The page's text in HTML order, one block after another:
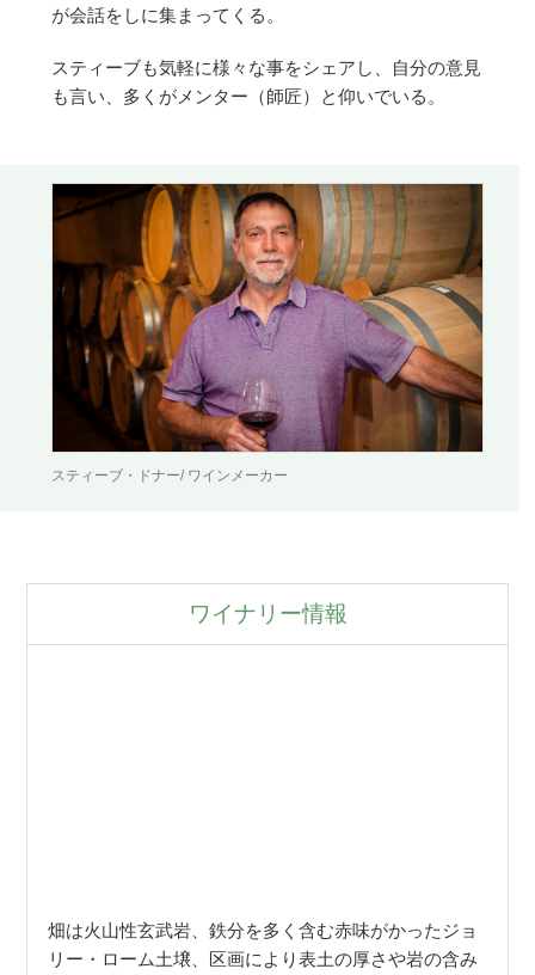
が会話をしに集まってくる。
スティーブも気軽に様々な事をシェアし、自分の意見
も言い、多くがメンター（師匠）と仰いでいる。
スティーブ・ドナー/ ワインメーカー
ワイナリー情報
畑は火山性玄武岩、鉄分を多く含む赤味がかったジョ
リー・ローム土壌、区画により表土の厚さや岩の含み